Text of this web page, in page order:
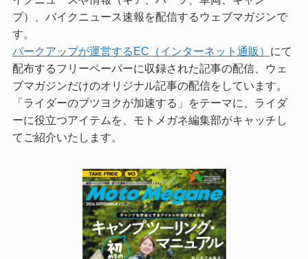
プ）、バイクニュース速報を配信するウェブマガジンで
す。
パークアップが運営するEC（インターネット通販） にて
配布するフリーペーパーに収録された記事の配信、ウェ
ブマガジンだけのオリジナル記事の配信をしています。
「ライダーのブツヨクが加速する」をテーマに、ライダ
ーに役立つアイテムを、モトメガネ編集部がキャッチし
てご紹介いたします。